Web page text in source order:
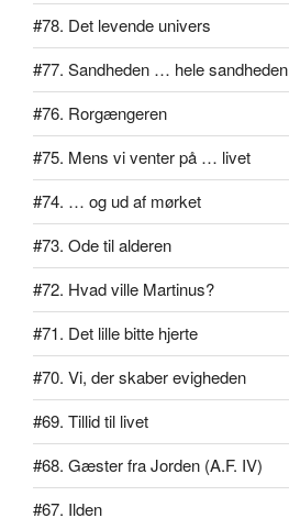
#78. Det levende univers
#77. Sandheden … hele sandheden
#76. Rorgængeren
#75. Mens vi venter på … livet
#74. … og ud af mørket
#73. Ode til alderen
#72. Hvad ville Martinus?
#71. Det lille bitte hjerte
#70. Vi, der skaber evigheden
#69. Tillid til livet
#68. Gæster fra Jorden (A.F. IV)
#67. Ilden